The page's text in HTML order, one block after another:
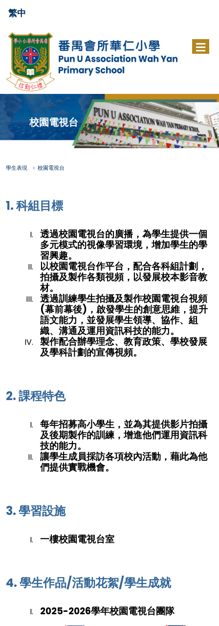
繁中
校園電視台
學生表現 校園電視台
1. 科組目標
透過校園電視台的廣播，為學生提供一個
多元模式的視像學習環境，增加學生的學
習興趣。
以校園電視台作平台，配合各科組計劃，
拍攝及製作各類視頻，以發展校本影音教
材。
透過訓練學生拍攝及製作校園電視台視頻
(幕前幕後)，啟發學生的創意思維，提升
語文能力，並發展學生領導、協作、組
織、溝通及運用資訊科技的能力。
製作配合辦學理念、教育政策、學校發展
及學科計劃的宣傳視頻。
2. 課程特色
每年招募高小學生，並為其提供影片拍攝
及後期製作的訓練，增進他們運用資訊科
技的能力。
讓學生成員採訪各項校內活動，藉此為他
們提供實戰機會。
3. 學習設施
一樓校園電視台室
4. 學生作品/活動花絮/學生成就
2025-2026學年校園電視台團隊